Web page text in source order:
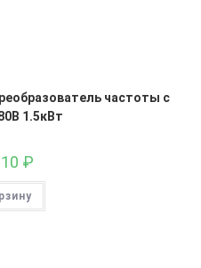
частоты с
1.5кВт
₽